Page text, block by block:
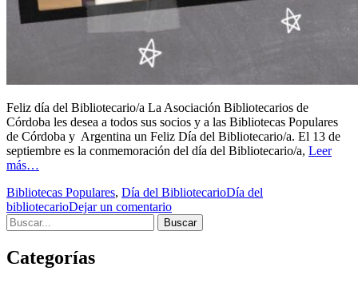
Feliz día del Bibliotecario/a La Asociación Bibliotecarios de
Córdoba les desea a todos sus socios y a las Bibliotecas Populares
de Córdoba y Argentina un Feliz Día del Bibliotecario/a. El 13 de
septiembre es la conmemoración del día del Bibliotecario/a, Leer
más…
Bibliotecas Populares, Día del BibliotecarioDía del
bibliotecarioDejar un comentario
Buscar:
Categorías